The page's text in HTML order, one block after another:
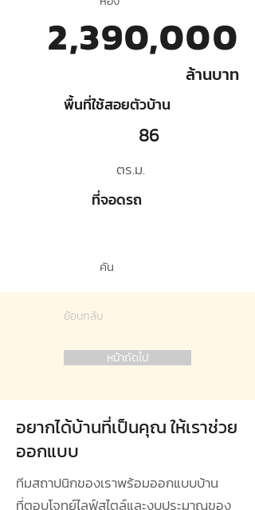
2,390,000
ล้านบาท
พื้นที่ใช้สอยตัวบ้าน
86
ตร.ม.
ที่จอดรถ
คัน
ย้อนกลับ
หน้าถัดไป
อยากได้บ้านที่เป็นคุณ ให้เราช่วย
ออกแบบ
ทีมสถาปนิกของเราพร้อมออกแบบบ้าน
ที่ตอบโจทย์ไลฟ์สไตล์และงบประมาณของ